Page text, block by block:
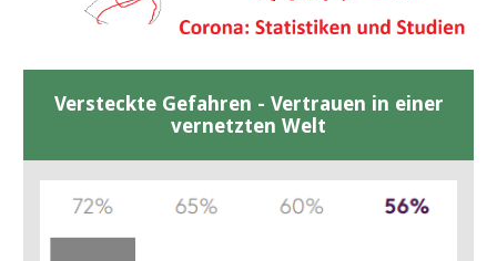
Versteckte Gefahren - Vertrauen in einer
vernetzten Welt